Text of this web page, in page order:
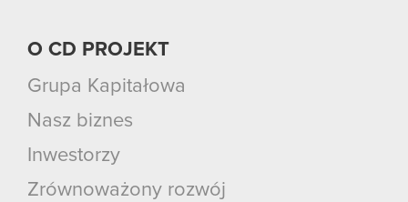
O CD PROJEKT
Grupa Kapitałowa
Nasz biznes
Inwestorzy
Zrównoważony rozwój